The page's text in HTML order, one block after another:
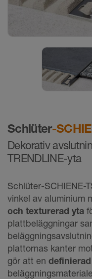
Schlüter-
Dekorativ
TRENDLINE-yta
Schlüter-SCHIENE-
vinkel av aluminium
och texturerad yta
plattbeläggningar
plattornas kanter
gör att en